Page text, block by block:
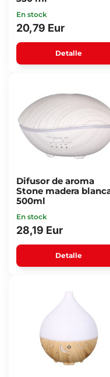
En stock
20,79 Eur
Detalle
Difusor de aroma
Stone madera
500ml
En stock
28,19 Eur
Detalle